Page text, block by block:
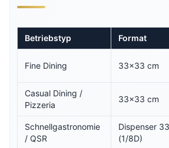
Betriebstyp Format
Fine Dining 33×33 cm
Casual Dining /
Pizzeria
33×33 cm
Schnellgastronomie
/ QSR
Dispenser
(1/8D)